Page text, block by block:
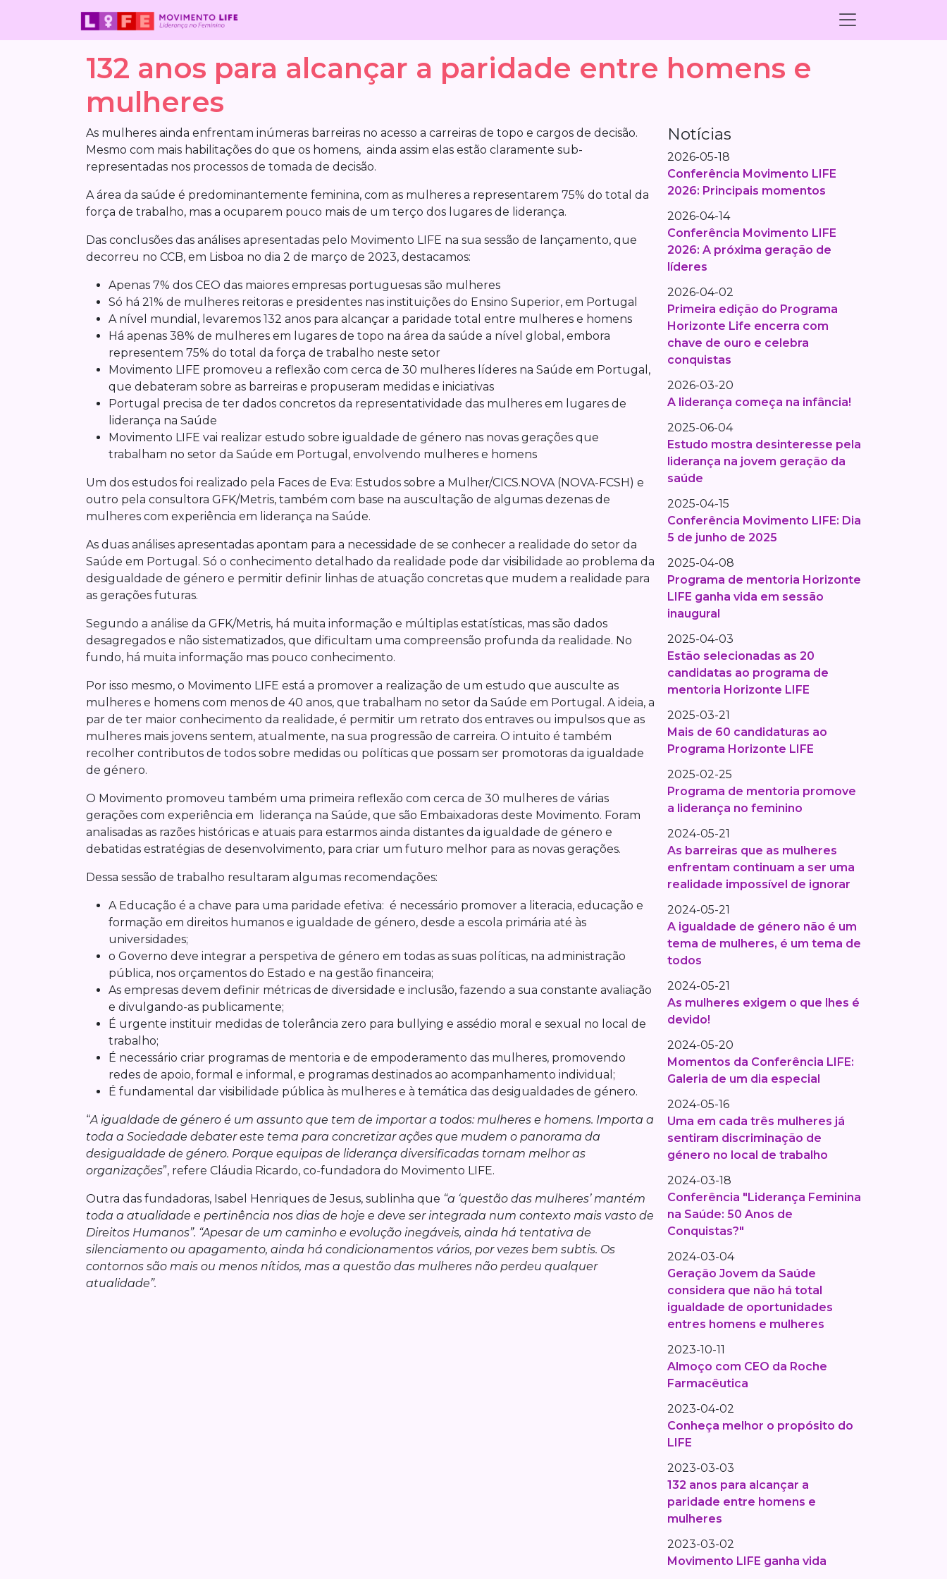
132 anos para alcançar a paridade entre homens e
mulheres
As mulheres ainda enfrentam inúmeras barreiras no acesso a carreiras de topo e cargos de decisão.
Mesmo com mais habilitações do que os homens, ainda assim elas estão claramente sub-
representadas nos processos de tomada de decisão.
A área da saúde é predominantemente feminina, com as mulheres a representarem 75% do total da
força de trabalho, mas a ocuparem pouco mais de um terço dos lugares de liderança.
Das conclusões das análises apresentadas pelo Movimento LIFE na sua sessão de lançamento, que
decorreu no CCB, em Lisboa no dia 2 de março de 2023, destacamos:
Apenas 7% dos CEO das maiores empresas portuguesas são mulheres
Só há 21% de mulheres reitoras e presidentes nas instituições do Ensino Superior, em Portugal
A nível mundial, levaremos 132 anos para alcançar a paridade total entre mulheres e homens
Há apenas 38% de mulheres em lugares de topo na área da saúde a nível global, embora
representem 75% do total da força de trabalho neste setor
Movimento LIFE promoveu a reflexão com cerca de 30 mulheres líderes na Saúde em Portugal,
que debateram sobre as barreiras e propuseram medidas e iniciativas
Portugal precisa de ter dados concretos da representatividade das mulheres em lugares de
liderança na Saúde
Movimento LIFE vai realizar estudo sobre igualdade de género nas novas gerações que
trabalham no setor da Saúde em Portugal, envolvendo mulheres e homens
Um dos estudos foi realizado pela Faces de Eva: Estudos sobre a Mulher/CICS.NOVA (NOVA-FCSH) e
outro pela consultora GFK/Metris, também com base na auscultação de algumas dezenas de
mulheres com experiência em liderança na Saúde.
As duas análises apresentadas apontam para a necessidade de se conhecer a realidade do setor da
Saúde em Portugal. Só o conhecimento detalhado da realidade pode dar visibilidade ao problema da
desigualdade de género e permitir definir linhas de atuação concretas que mudem a realidade para
as gerações futuras.
Segundo a análise da GFK/Metris, há muita informação e múltiplas estatísticas, mas são dados
desagregados e não sistematizados, que dificultam uma compreensão profunda da realidade. No
fundo, há muita informação mas pouco conhecimento.
Por isso mesmo, o Movimento LIFE está a promover a realização de um estudo que ausculte as
mulheres e homens com menos de 40 anos, que trabalham no setor da Saúde em Portugal. A ideia, a
par de ter maior conhecimento da realidade, é permitir um retrato dos entraves ou impulsos que as
mulheres mais jovens sentem, atualmente, na sua progressão de carreira. O intuito é também
recolher contributos de todos sobre medidas ou políticas que possam ser promotoras da igualdade
de género.
O Movimento promoveu também uma primeira reflexão com cerca de 30 mulheres de várias
gerações com experiência em liderança na Saúde, que são Embaixadoras deste Movimento. Foram
analisadas as razões históricas e atuais para estarmos ainda distantes da igualdade de género e
debatidas estratégias de desenvolvimento, para criar um futuro melhor para as novas gerações.
Dessa sessão de trabalho resultaram algumas recomendações:
A Educação é a chave para uma paridade efetiva: é necessário promover a literacia, educação e
formação em direitos humanos e igualdade de género, desde a escola primária até às
universidades;
o Governo deve integrar a perspetiva de género em todas as suas políticas, na administração
pública, nos orçamentos do Estado e na gestão financeira;
As empresas devem definir métricas de diversidade e inclusão, fazendo a sua constante avaliação
e divulgando-as publicamente;
É urgente instituir medidas de tolerância zero para bullying e assédio moral e sexual no local de
trabalho;
É necessário criar programas de mentoria e de empoderamento das mulheres, promovendo
redes de apoio, formal e informal, e programas destinados ao acompanhamento individual;
É fundamental dar visibilidade pública às mulheres e à temática das desigualdades de género.
“A igualdade de género é um assunto que tem de importar a todos: mulheres e homens. Importa a
toda a Sociedade debater este tema para concretizar ações que mudem o panorama da
desigualdade de género. Porque equipas de liderança diversificadas tornam melhor as
organizações”, refere Cláudia Ricardo, co-fundadora do Movimento LIFE.
Outra das fundadoras, Isabel Henriques de Jesus, sublinha que “a ‘questão das mulheres’ mantém
toda a atualidade e pertinência nos dias de hoje e deve ser integrada num contexto mais vasto de
Direitos Humanos”. “Apesar de um caminho e evolução inegáveis, ainda há tentativa de
silenciamento ou apagamento, ainda há condicionamentos vários, por vezes bem subtis. Os
contornos são mais ou menos nítidos, mas a questão das mulheres não perdeu qualquer
atualidade”.
Notícias
2026-05-18
Conferência Movimento LIFE
2026: Principais momentos
2026-04-14
Conferência Movimento LIFE
2026: A próxima geração de
líderes
2026-04-02
Primeira edição do Programa
Horizonte Life encerra com
chave de ouro e celebra
conquistas
2026-03-20
A liderança começa na infância!
2025-06-04
Estudo mostra desinteresse pela
liderança na jovem geração da
saúde
2025-04-15
Conferência Movimento LIFE: Dia
5 de junho de 2025
2025-04-08
Programa de mentoria Horizonte
LIFE ganha vida em sessão
inaugural
2025-04-03
Estão selecionadas as 20
candidatas ao programa de
mentoria Horizonte LIFE
2025-03-21
Mais de 60 candidaturas ao
Programa Horizonte LIFE
2025-02-25
Programa de mentoria promove
a liderança no feminino
2024-05-21
As barreiras que as mulheres
enfrentam continuam a ser uma
realidade impossível de ignorar
2024-05-21
A igualdade de género não é um
tema de mulheres, é um tema de
todos
2024-05-21
As mulheres exigem o que lhes é
devido!
2024-05-20
Momentos da Conferência LIFE:
Galeria de um dia especial
2024-05-16
Uma em cada três mulheres já
sentiram discriminação de
género no local de trabalho
2024-03-18
Conferência "Liderança Feminina
na Saúde: 50 Anos de
Conquistas?"
2024-03-04
Geração Jovem da Saúde
considera que não há total
igualdade de oportunidades
entres homens e mulheres
2023-10-11
Almoço com CEO da Roche
Farmacêutica
2023-04-02
Conheça melhor o propósito do
LIFE
2023-03-03
132 anos para alcançar a
paridade entre homens e
mulheres
2023-03-02
Movimento LIFE ganha vida